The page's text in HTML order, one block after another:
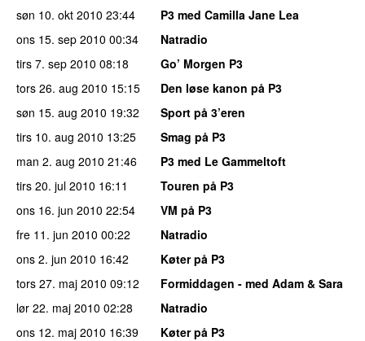
søn 10. okt 2010 23:44
P3 med Camilla Jane Lea
ons 15. sep 2010 00:34
Natradio
tirs 7. sep 2010 08:18
Go’ Morgen P3
tors 26. aug 2010 15:15
Den løse kanon på P3
søn 15. aug 2010 19:32
Sport på 3’eren
tirs 10. aug 2010 13:25
Smag på P3
man 2. aug 2010 21:46
P3 med Le Gammeltoft
tirs 20. jul 2010 16:11
Touren på P3
ons 16. jun 2010 22:54
VM på P3
fre 11. jun 2010 00:22
Natradio
ons 2. jun 2010 16:42
Køter på P3
tors 27. maj 2010 09:12
Formiddagen - med Adam & Sara
lør 22. maj 2010 02:28
Natradio
ons 12. maj 2010 16:39
Køter på P3